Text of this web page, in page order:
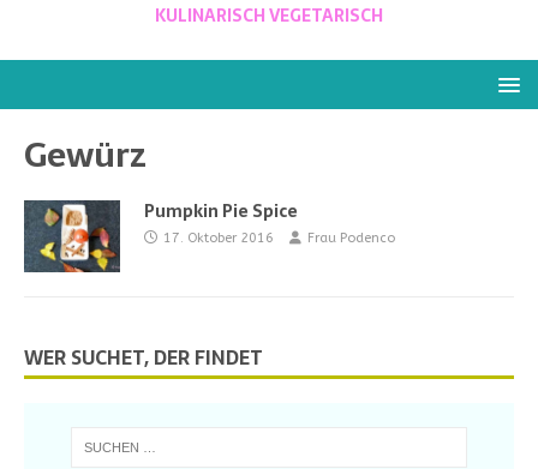
KULINARISCH VEGETARISCH
Gewürz
Pumpkin Pie Spice
17. Oktober 2016 Frau Podenco
WER SUCHET, DER FINDET